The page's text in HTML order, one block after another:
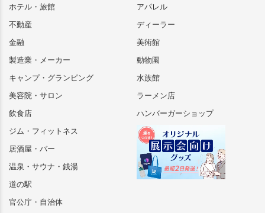
ホテル・旅館
不動産
金融
製造業・メーカー
キャンプ・グランピング
美容院・サロン
飲食店
ジム・フィットネス
居酒屋・バー
温泉・サウナ・銭湯
道の駅
官公庁・自治体
アパレル
ディーラー
美術館
動物園
水族館
ラーメン店
ハンバーガーショップ